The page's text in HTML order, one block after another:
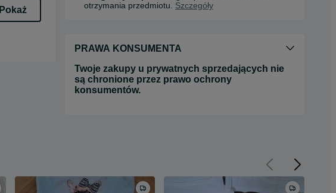
Pokaż
otrzymania przedmiotu. Szczegóły
PRAWA KONSUMENTA
Twoje zakupy u prywatnych sprzedających nie
są chronione przez prawo ochrony
konsumentów.